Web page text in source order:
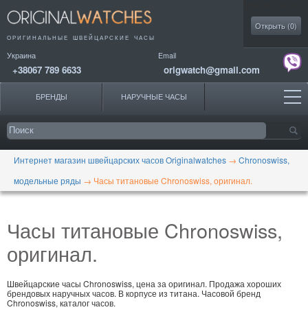
ОРИГИНАЛЬНЫЕ ШВЕЙЦАРСКИЕ ЧАСЫ
Украина
+38067 789 6633
Email
origwatch@gmail.com
Открыть (0)
БРЕНДЫ НАРУЧНЫЕ ЧАСЫ
Интернет магазин швейцарских часов Originalwatches → Chronoswiss,
модельные ряды → Часы титановые Chronoswiss, оригинал.
Часы титановые Chronoswiss,
оригинал.
Швейцарские часы Chronoswiss, цена за оригинал. Продажа хороших
брендовых наручных часов. В корпусе из титана. Часовой бренд
Chronoswiss, каталог часов.